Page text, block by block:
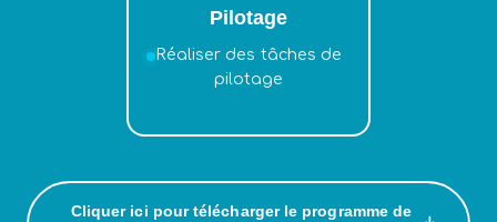
Pilotage
Réaliser des tâches de
pilotage
Cliquer ici pour télécharger le programme de